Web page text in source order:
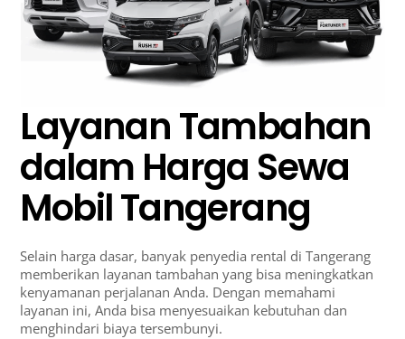
Layanan Tambahan
dalam Harga Sewa
Mobil Tangerang
Selain harga dasar, banyak penyedia rental di Tangerang
memberikan layanan tambahan yang bisa meningkatkan
kenyamanan perjalanan Anda. Dengan memahami
layanan ini, Anda bisa menyesuaikan kebutuhan dan
menghindari biaya tersembunyi.